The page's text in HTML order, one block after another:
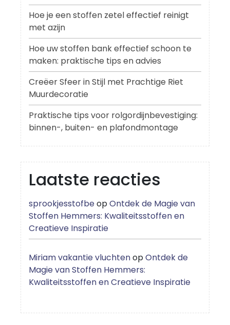
Hoe je een stoffen zetel effectief reinigt
met azijn
Hoe uw stoffen bank effectief schoon te
maken: praktische tips en advies
Creëer Sfeer in Stijl met Prachtige Riet
Muurdecoratie
Praktische tips voor rolgordijnbevestiging:
binnen-, buiten- en plafondmontage
Laatste reacties
sprookjesstofbeopOntdek de Magie van
Stoffen Hemmers: Kwaliteitsstoffen en
Creatieve Inspiratie
Miriam vakantie vluchtenopOntdek de
Magie van Stoffen Hemmers:
Kwaliteitsstoffen en Creatieve Inspiratie